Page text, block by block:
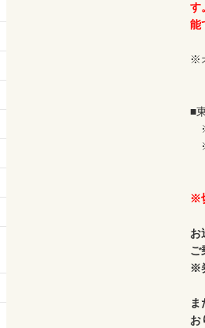
す
能
※
■
※
※
※
お
ご
※
ま
お